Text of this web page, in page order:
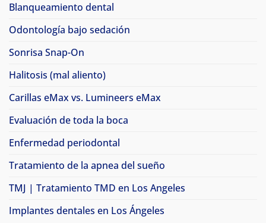
Blanqueamiento dental
Odontología bajo sedación
Sonrisa Snap-On
Halitosis (mal aliento)
Carillas eMax vs. Lumineers eMax
Evaluación de toda la boca
Enfermedad periodontal
Tratamiento de la apnea del sueño
TMJ | Tratamiento TMD en Los Angeles
Implantes dentales en Los Ángeles